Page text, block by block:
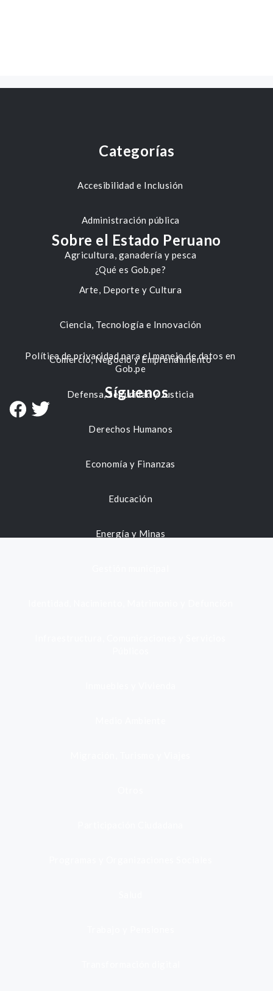
Categorías
Accesibilidad e Inclusión
Administración pública
Agricultura, ganadería y pesca
Arte, Deporte y Cultura
Ciencia, Tecnología e Innovación
Comercio, Negocio y Emprendimiento
Defensa, Seguridad y Justicia
Derechos Humanos
Economía y Finanzas
Educación
Energía y Minas
Sobre el Estado Peruano
¿Qué es Gob.pe?
Política de privacidad para el manejo de datos en
Gob.pe
Síguenos